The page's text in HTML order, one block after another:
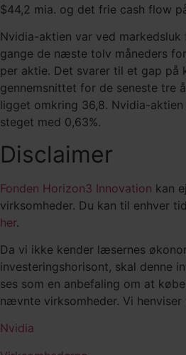
$44,2 mia. og det frie cash flow
Nvidia-aktien var ved
gange de næste tolv måneders
per aktie. Det svarer til et gap på
gennemsnittet for de seneste tre
ligget omkring 36,8. Nvidia-
steget med 0,63%.
Disclaimer
Fonden Horizon3 Innovation kan
virksomheder. Du kan til enhver
her.
Da vi ikke kender læsernes
investeringshorisont, skal denne
ses som en anbefaling om at
nævnte virksomheder. Vi
Nvidia